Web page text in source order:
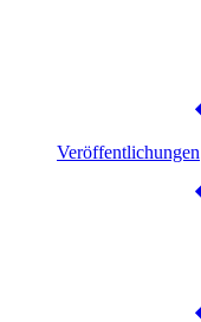
Veröffentlichungen